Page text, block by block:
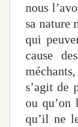
nous
sa nature
qui
cause
s’agit de
ou
qu’il ne